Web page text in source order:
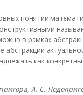
понятий
в рамках
как
А. С.